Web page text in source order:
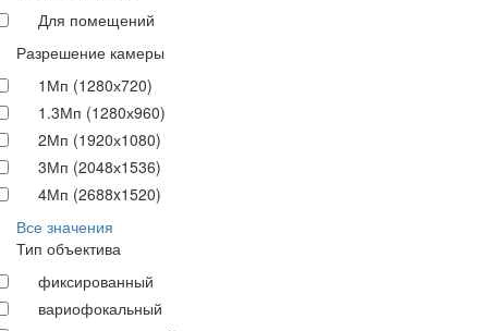
Для помещений
Разрешение камеры
1Мп (1280х720)
1.3Мп (1280х960)
2Мп (1920х1080)
3Мп (2048х1536)
4Мп (2688x1520)
Все значения
Тип объектива
фиксированный
вариофокальный